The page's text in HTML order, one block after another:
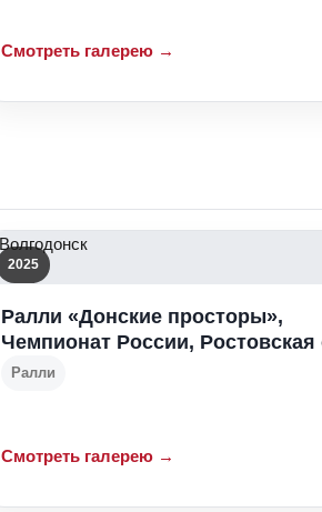
Смотреть галерею →
2025
Ралли «Донские просторы»,
Чемпионат России, Ростовская
Ралли
Смотреть галерею →